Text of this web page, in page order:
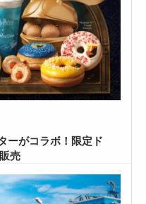
ーがコラボ！限定ド
売